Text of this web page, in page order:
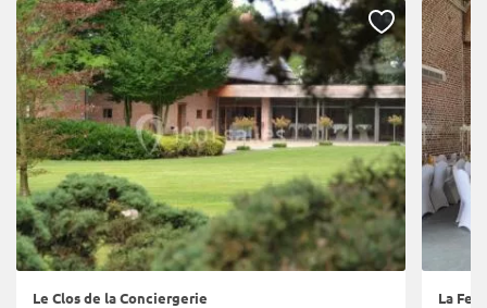
Le Clos de la Conciergerie
La